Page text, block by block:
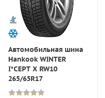
Автомобильная шина
Hankook WINTER
I*CEPT X RW10
265/65R17